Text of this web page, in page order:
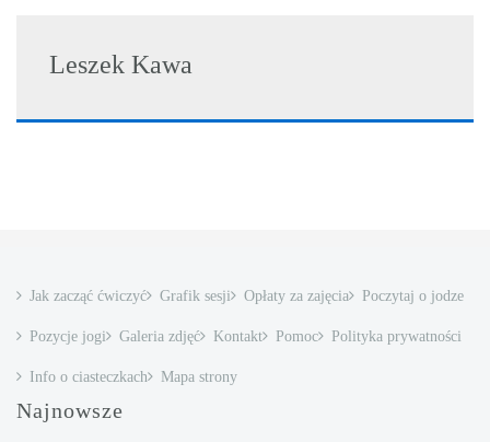
Leszek Kawa
Jak zacząć ćwiczyć Grafik sesji Opłaty za zajęcia Poczytaj o jodze
Pozycje jogi Galeria zdjęć Kontakt Pomoc Polityka prywatności
Info o ciasteczkach Mapa strony
Najnowsze